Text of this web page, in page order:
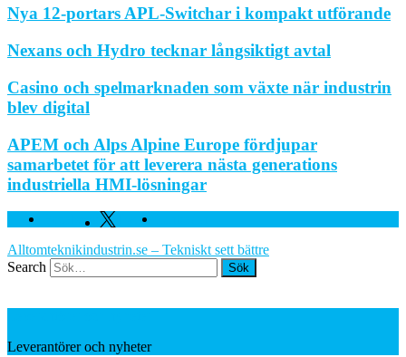
Nya 12-portars APL-Switchar i kompakt utförande
Nexans och Hydro tecknar långsiktigt avtal
Casino och spelmarknaden som växte när industrin
blev digital
APEM och Alps Alpine Europe fördjupar
samarbetet för att leverera nästa generations
industriella HMI-lösningar
Facebook Twitter
Alltomteknikindustrin.se – Tekniskt sett bättre
Search
Leverantörer och nyheter